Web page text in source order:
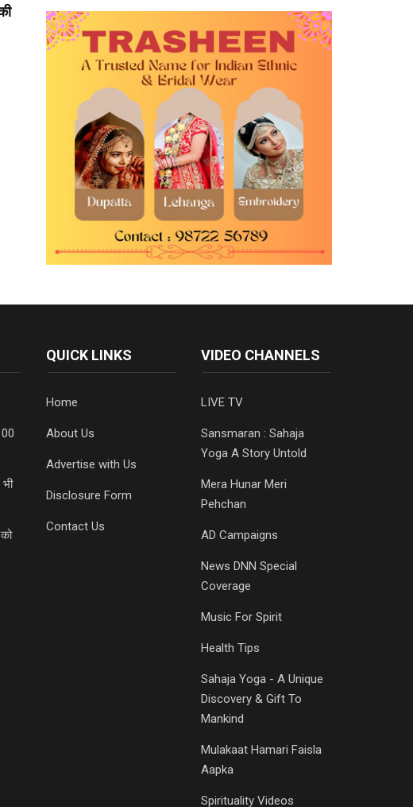
QUICK LINKS
Home
About Us
Advertise with Us
Disclosure Form
Contact Us
VIDEO CHANNELS
LIVE TV
Sansmaran : Sahaja
Yoga A Story Untold
Mera Hunar Meri
Pehchan
AD Campaigns
News DNN Special
Coverage
Music For Spirit
Health Tips
Sahaja Yoga - A Unique
Discovery & Gift To
Mankind
Mulakaat Hamari Faisla
Aapka
Spirituality Videos